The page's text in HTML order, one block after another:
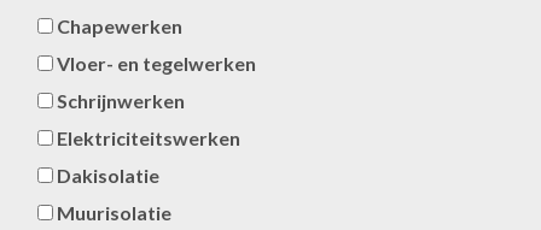
Chapewerken
Vloer- en tegelwerken
Schrijnwerken
Elektriciteitswerken
Dakisolatie
Muurisolatie